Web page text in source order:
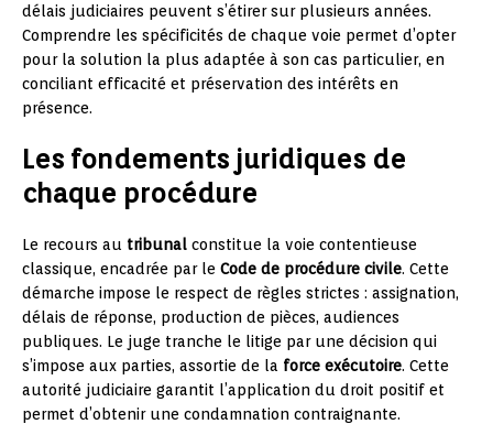
délais judiciaires peuvent s’étirer sur plusieurs années.
Comprendre les spécificités de chaque voie permet d’opter
pour la solution la plus adaptée à son cas particulier, en
conciliant efficacité et préservation des intérêts en
présence.
Les fondements juridiques de
chaque procédure
Le recours au tribunal constitue la voie contentieuse
classique, encadrée par le Code de procédure civile. Cette
démarche impose le respect de règles strictes : assignation,
délais de réponse, production de pièces, audiences
publiques. Le juge tranche le litige par une décision qui
s’impose aux parties, assortie de la force exécutoire. Cette
autorité judiciaire garantit l’application du droit positif et
permet d’obtenir une condamnation contraignante.